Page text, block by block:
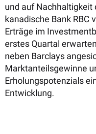
und auf Nachhaltigkeit
kanadische Bank RBC
Erträge im
erstes Quartal
neben Barclays
Marktanteilsgewinne
Erholungspotenzials
Entwicklung.